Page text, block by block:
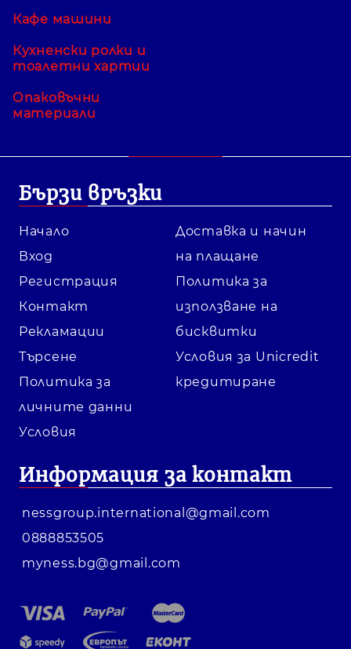
Кафе машини
Кухненски ролки и
тоалетни хартии
Опаковъчни
материали
Бързи връзки
Начало
Вход
Регистрация
Контакт
Рекламации
Търсене
Политика за
личните данни
Условия
Доставка и начин
на плащане
Политика за
използване на
бисквитки
Условия за Unicredit
кредитиране
Информация за контакт
nessgroup.international@gmail.com
0888853505
myness.bg@gmail.com